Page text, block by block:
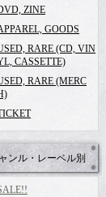
ZINE
GOODS
RARE (CD, VIN
CASSETTE)
RARE (MERC
ンル・レーベル別